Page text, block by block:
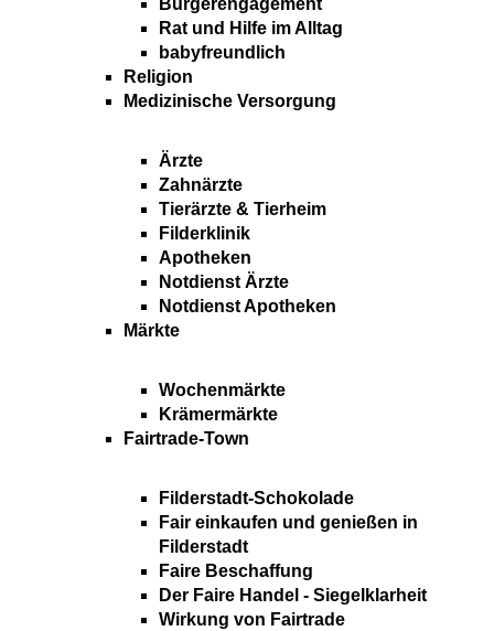
Bürgerengagement
Rat und Hilfe im Alltag
babyfreundlich
Religion
Medizinische Versorgung
Ärzte
Zahnärzte
Tierärzte & Tierheim
Filderklinik
Apotheken
Notdienst Ärzte
Notdienst Apotheken
Märkte
Wochenmärkte
Krämermärkte
Fairtrade-Town
Filderstadt-Schokolade
Fair einkaufen und genießen in
Filderstadt
Faire Beschaffung
Der Faire Handel - Siegelklarheit
Wirkung von Fairtrade